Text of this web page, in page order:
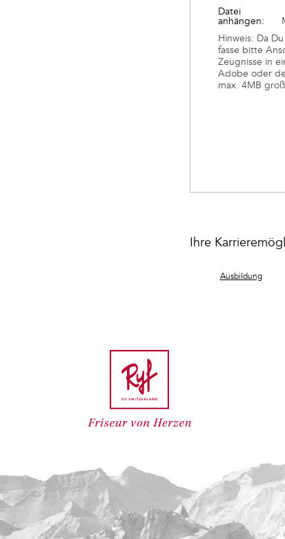
Datei
anhängen:
Hinweis: Da
fasse bitte
Zeugnisse in
Adobe oder
max. 4MB
Ihre
Ausbildung